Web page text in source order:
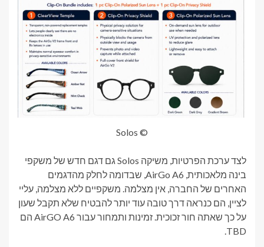
© Solos
לצד ערכת הפרטיות, משיקה Solos גם דגם חדש של משקפי
בינה מלאכותית, AirGo A6, שבדומה לחלק מהדגמים
האחרים של החברה, אין מצלמה. משקפיים ללא מצלמה, עליי
לציין, הם כנראה דרך טובה עוד יותר להבטיח שלא תקבל שעון
על כך שאתה חור זכוכית. זמינות ותמחור עבור AirGO A6 הם
TBD.